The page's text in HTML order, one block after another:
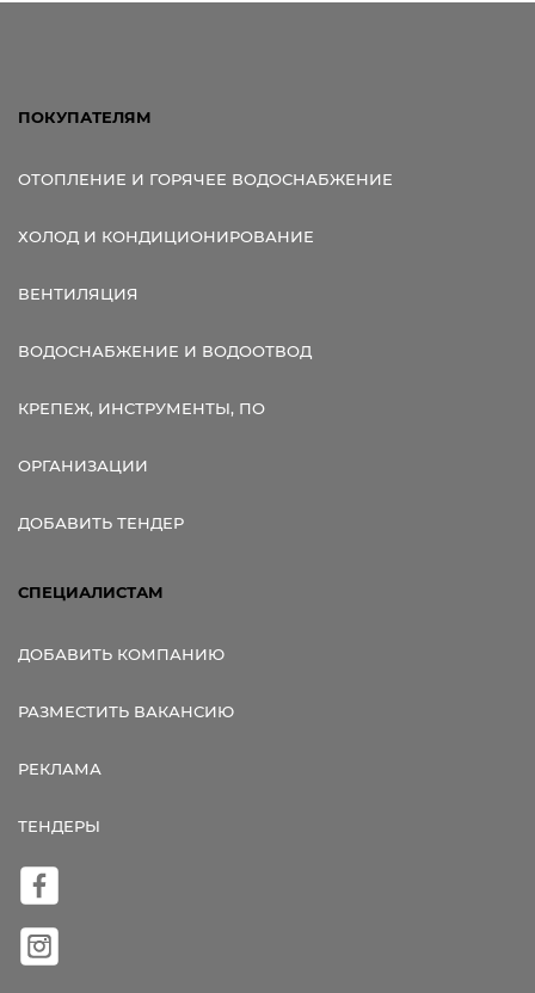
ПОКУПАТЕЛЯМ
ОТОПЛЕНИЕ И ГОРЯЧЕЕ ВОДОСНАБЖЕНИЕ
ХОЛОД И КОНДИЦИОНИРОВАНИЕ
ВЕНТИЛЯЦИЯ
ВОДОСНАБЖЕНИЕ И ВОДООТВОД
КРЕПЕЖ, ИНСТРУМЕНТЫ, ПО
ОРГАНИЗАЦИИ
ДОБАВИТЬ ТЕНДЕР
СПЕЦИАЛИСТАМ
ДОБАВИТЬ КОМПАНИЮ
РАЗМЕСТИТЬ ВАКАНСИЮ
РЕКЛАМА
ТЕНДЕРЫ